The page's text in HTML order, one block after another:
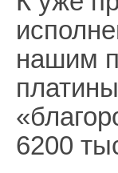
нашим
6200